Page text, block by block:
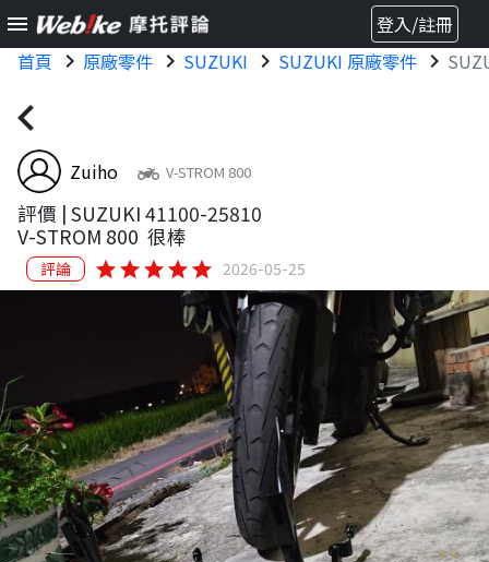
menu
登入/註冊
首頁 chevron_right 原廠零件 chevron_right SUZUKI chevron_right SUZUKI 原廠零件 chevron_right
chevron_left
Zuiho two_wheeler V-STROM 800
評價 | SUZUKI 41100-25810
V-STROM 800 很棒
評論 starstarstarstarstar 2026-05-25